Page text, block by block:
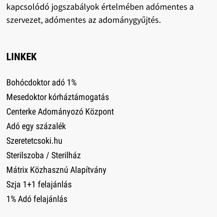
kapcsolódó jogszabályok értelmében adómentes a
szervezet, adómentes az adománygyűjtés.
LINKEK
Bohócdoktor adó 1%
Mesedoktor kórháztámogatás
Centerke Adományozó Központ
Adó egy százalék
Szeretetcsoki.hu
Sterilszoba / Sterilház
Mátrix Közhasznú Alapítvány
Szja 1+1 felajánlás
1% Adó felajánlás